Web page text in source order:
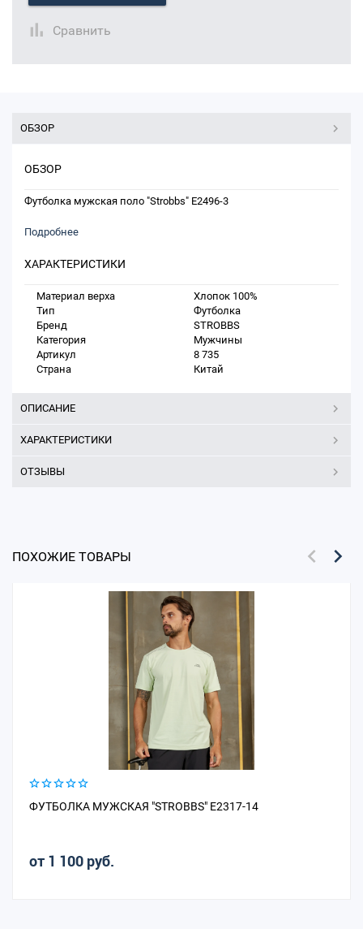
Сравнить
ОБЗОР
ОБЗОР
Футболка мужская поло "Strobbs" E2496-3
Подробнее
ХАРАКТЕРИСТИКИ
Материал верха
Хлопок 100%
Тип
Футболка
Бренд
STROBBS
Категория
Мужчины
Артикул
8 735
Страна
Китай
ОПИСАНИЕ
ХАРАКТЕРИСТИКИ
ОТЗЫВЫ
ПОХОЖИЕ ТОВАРЫ
ФУТБОЛКА МУЖСКАЯ "STROBBS" E2317-14
от 1 100 руб.